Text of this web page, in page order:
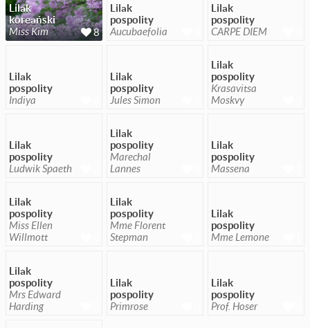
Lilak
koreański
Miss Kim
8
Lilak
pospolity
Aucubaefolia
Lilak
pospolity
CARPE DIEM
Lilak
pospolity
Indiya
Lilak
pospolity
Jules Simon
Lilak
pospolity
Krasavitsa
Moskvy
Lilak
pospolity
Ludwik Spaeth
Lilak
pospolity
Marechal
Lannes
Lilak
pospolity
Massena
Lilak
pospolity
Miss Ellen
Willmott
Lilak
pospolity
Mme Florent
Stepman
Lilak
pospolity
Mme Lemone
Lilak
pospolity
Mrs Edward
Harding
Lilak
pospolity
Primrose
Lilak
pospolity
Prof. Hoser